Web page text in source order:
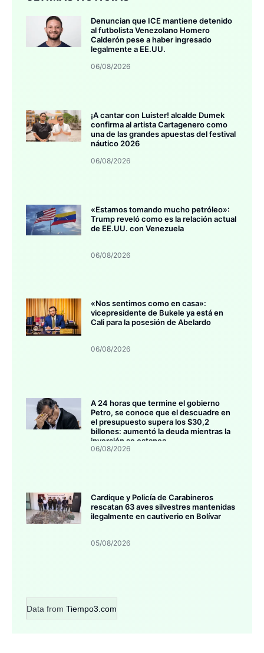
Denuncian que ICE mantiene detenido
al futbolista Venezolano Homero
Calderón pese a haber ingresado
legalmente a EE.UU.
06/08/2026
¡A cantar con Luister! alcalde Dumek
confirma al artista Cartagenero como
una de las grandes apuestas del festival
náutico 2026
06/08/2026
«Estamos tomando mucho petróleo»:
Trump reveló como es la relación actual
de EE.UU. con Venezuela
06/08/2026
«Nos sentimos como en casa»:
vicepresidente de Bukele ya está en
Cali para la posesión de Abelardo
06/08/2026
A 24 horas que termine el gobierno
Petro, se conoce que el descuadre en
el presupuesto supera los $30,2
billones: aumentó la deuda mientras la
inversión se estanca
06/08/2026
Cardique y Policía de Carabineros
rescatan 63 aves silvestres mantenidas
ilegalmente en cautiverio en Bolívar
05/08/2026
Data from Tiempo3.com